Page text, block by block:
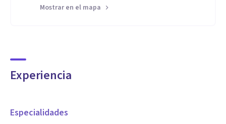
Mostrar en el mapa
Experiencia
Especialidades